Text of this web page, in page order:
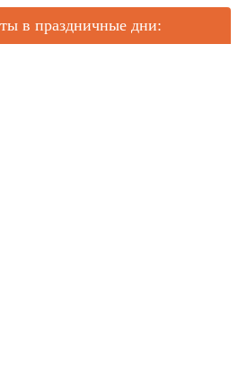
в праздничные дни: